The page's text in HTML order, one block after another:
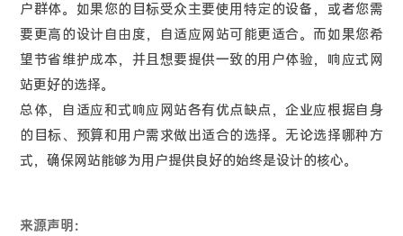
户群体。如果您的目标受众主要使用特定的设备，或者您需
要更高的设计自由度，自适应网站可能更适合。而如果您希
望节省维护成本，并且想要提供一致的用户体验，响应式网
站更好的选择。
总体，自适应和式响应网站各有优点缺点，企业应根据自身
的目标、预算和用户需求做出适合的选择。无论选择哪种方
式，确保网站能够为用户提供良好的始终是设计的核心。
来源声明：